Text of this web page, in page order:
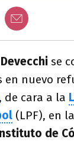
se
en nuevo
, de cara a la
(LPF), en
de